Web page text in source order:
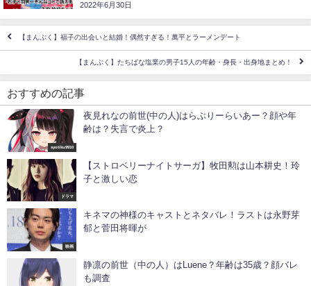
2022年6月30日
【まんぷく】福子の出会いと結婚！偶然すぎる！萬平とラーメンデート
【まんぷく】たちばな塩業の男子15人の年齢・身長・出身地まとめ！
おすすめの記事
syotiku9910
夜見れなの前世(中の人)はらぶりーらいあー？顔や年
齢は？失言で炎上？
ドラマ
【ストロベリーナイトサーガ】牧田勲は山本耕史！玲
子と激しい恋
映画
キネマの神様のキャストとネタバレ！ラストは永野芽
郁と菅田将暉が
静凛の前世（中の人）はLuene？年齢は35歳？顔バレ
も調査